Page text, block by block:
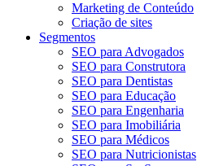
Marketing de Conteúdo
Criação de sites
Segmentos
SEO para Advogados
SEO para Construtora
SEO para Dentistas
SEO para Educação
SEO para Engenharia
SEO para Imobiliária
SEO para Médicos
SEO para Nutricionistas